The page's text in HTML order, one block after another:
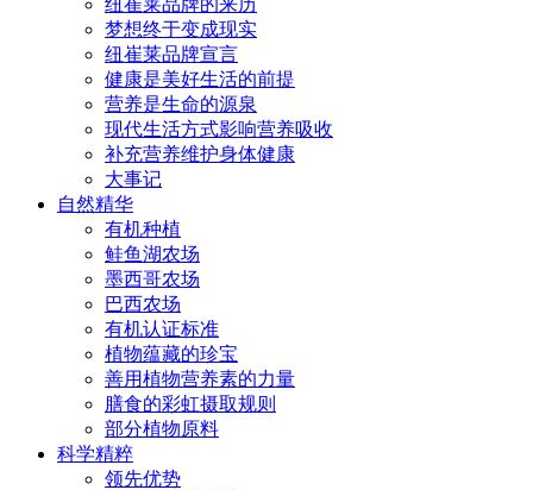
纽崔莱品牌的来历
梦想终于变成现实
纽崔莱品牌宣言
健康是美好生活的前提
营养是生命的源泉
现代生活方式影响营养吸收
补充营养维护身体健康
大事记
自然精华
有机种植
鲑鱼湖农场
墨西哥农场
巴西农场
有机认证标准
植物蕴藏的珍宝
善用植物营养素的力量
膳食的彩虹摄取规则
部分植物原料
科学精粹
领先优势